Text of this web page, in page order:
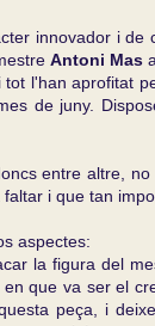
innovador i
Antoni Mas
tot l'han aprofitat
de juny.
entre altre,
i que tan
aspectes:
la figura del
que va ser el
peça, i